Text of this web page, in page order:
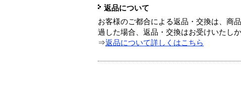
返品について
お客様のご都合による返品・交換は、商
過した場合、返品・交換はお受けいたしか
⇒返品について詳しくはこちら